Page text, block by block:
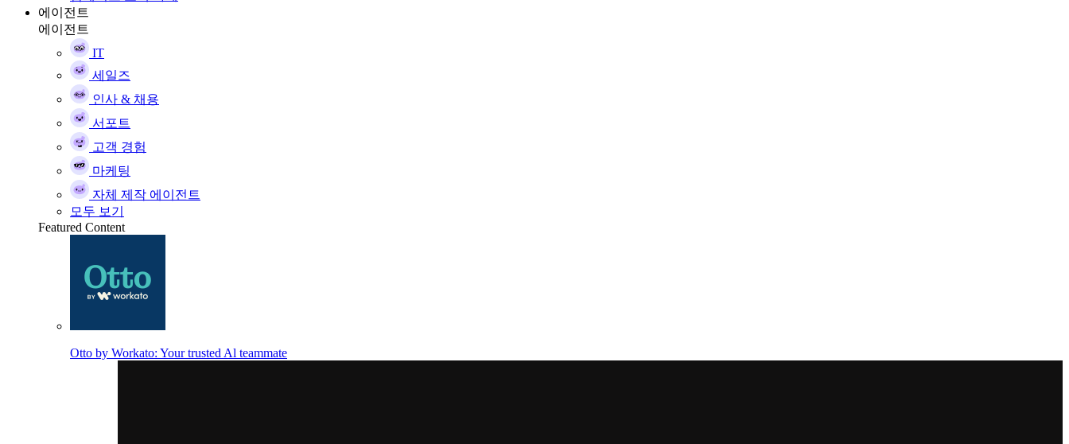
에이전트
에이전트
IT
세일즈
인사 & 채용
서포트
고객 경험
마케팅
자체 제작 에이전트
모두 보기
Featured Content
Otto by Workato: Your trusted Al teammate